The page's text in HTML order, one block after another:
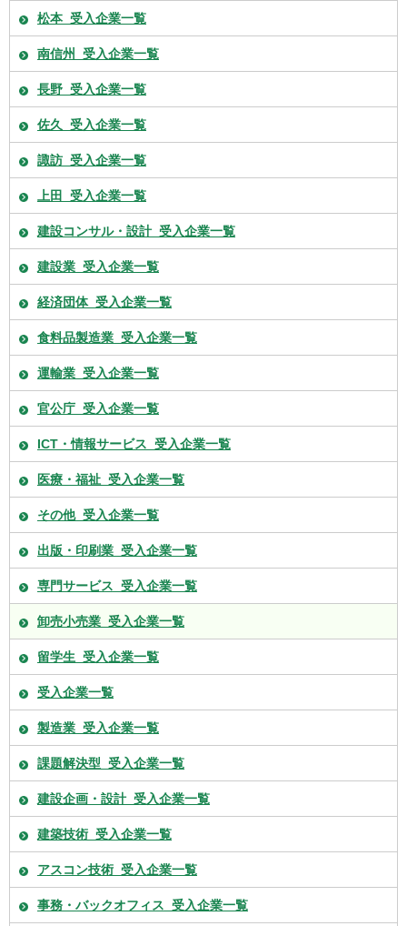
松本_受入企業一覧
南信州_受入企業一覧
長野_受入企業一覧
佐久_受入企業一覧
諏訪_受入企業一覧
上田_受入企業一覧
建設コンサル・設計_受入企業一覧
建設業_受入企業一覧
経済団体_受入企業一覧
食料品製造業_受入企業一覧
運輸業_受入企業一覧
官公庁_受入企業一覧
ICT・情報サービス_受入企業一覧
医療・福祉_受入企業一覧
その他_受入企業一覧
出版・印刷業_受入企業一覧
専門サービス_受入企業一覧
卸売小売業_受入企業一覧
留学生_受入企業一覧
受入企業一覧
製造業_受入企業一覧
課題解決型_受入企業一覧
建設企画・設計_受入企業一覧
建築技術_受入企業一覧
アスコン技術_受入企業一覧
事務・バックオフィス_受入企業一覧